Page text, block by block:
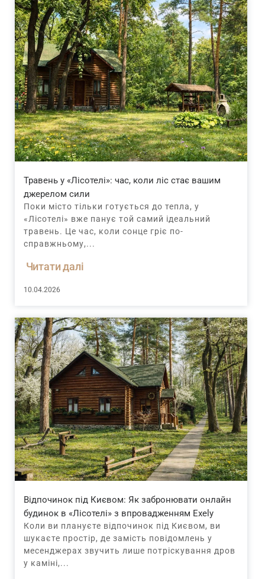
Травень у «Лісотелі»: час, коли ліс стає вашим
джерелом сили
Поки місто тільки готується до тепла, у
«Лісотелі» вже панує той самий ідеальний
травень. Це час, коли сонце гріє по-
справжньому,...
Читати далі
10.04.2026
Відпочинок під Києвом: Як забронювати онлайн
будинок в «Лісотелі» з впровадженням Exely
Коли ви плануєте відпочинок під Києвом, ви
шукаєте простір, де замість повідомлень у
месенджерах звучить лише потріскування дров
у каміні,...